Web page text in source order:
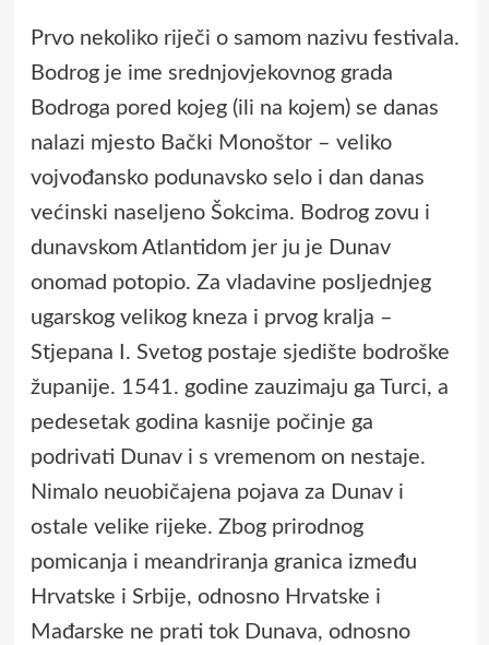
Prvo nekoliko riječi o samom nazivu festivala.
Bodrog je ime srednjovjekovnog grada
Bodroga pored kojeg (ili na kojem) se danas
nalazi mjesto Bački Monoštor – veliko
vojvođansko podunavsko selo i dan danas
većinski naseljeno Šokcima. Bodrog zovu i
dunavskom Atlantidom jer ju je Dunav
onomad potopio. Za vladavine posljednjeg
ugarskog velikog kneza i prvog kralja –
Stjepana I. Svetog postaje sjedište bodroške
županije. 1541. godine zauzimaju ga Turci, a
pedesetak godina kasnije počinje ga
podrivati Dunav i s vremenom on nestaje.
Nimalo neuobičajena pojava za Dunav i
ostale velike rijeke. Zbog prirodnog
pomicanja i meandriranja granica između
Hrvatske i Srbije, odnosno Hrvatske i
Mađarske ne prati tok Dunava, odnosno